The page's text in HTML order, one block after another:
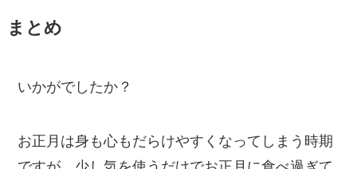
まとめ
いかがでしたか？
お正月は身も心もだらけやすくなってしまう時期